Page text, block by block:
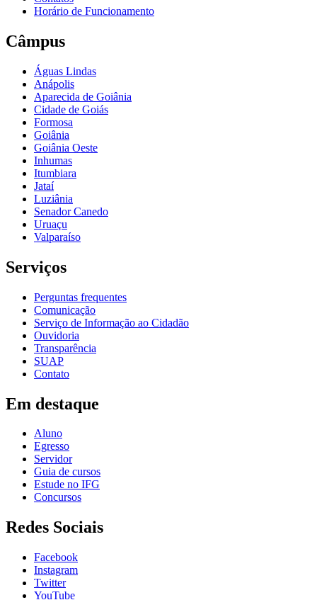
Horário de Funcionamento
Câmpus
Águas Lindas
Anápolis
Aparecida de Goiânia
Cidade de Goiás
Formosa
Goiânia
Goiânia Oeste
Inhumas
Itumbiara
Jataí
Luziânia
Senador Canedo
Uruaçu
Valparaíso
Serviços
Perguntas frequentes
Comunicação
Serviço de Informação ao Cidadão
Ouvidoria
Transparência
SUAP
Contato
Em destaque
Aluno
Egresso
Servidor
Guia de cursos
Estude no IFG
Concursos
Redes Sociais
Facebook
Instagram
Twitter
YouTube